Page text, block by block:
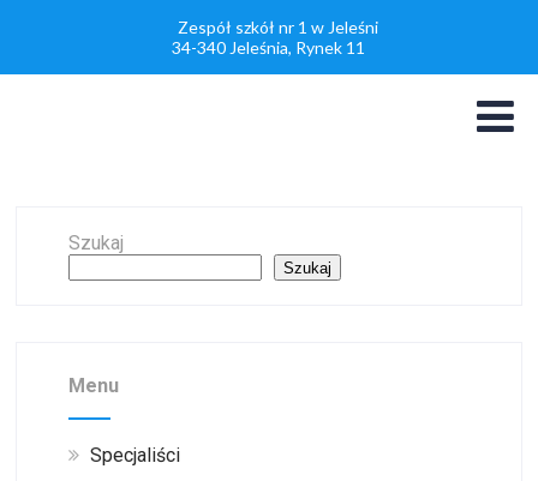
Zespół szkół nr 1 w Jeleśni
34-340 Jeleśnia, Rynek 11
Szukaj
Szukaj
Menu
Specjaliści